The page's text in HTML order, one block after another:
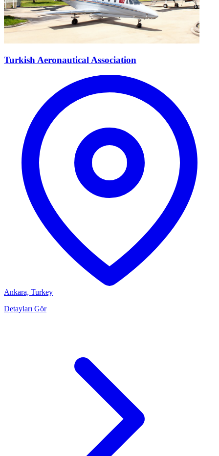
Turkish Aeronautical Association
Ankara, Turkey
Detayları Gör